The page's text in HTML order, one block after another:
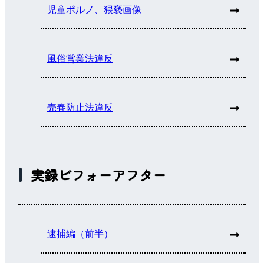
児童ポルノ、猥褻画像
風俗営業法違反
売春防止法違反
実録ビフォーアフター
逮捕編（前半）